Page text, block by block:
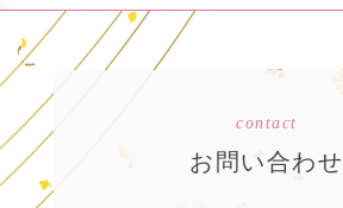
contact
お問い合わせ